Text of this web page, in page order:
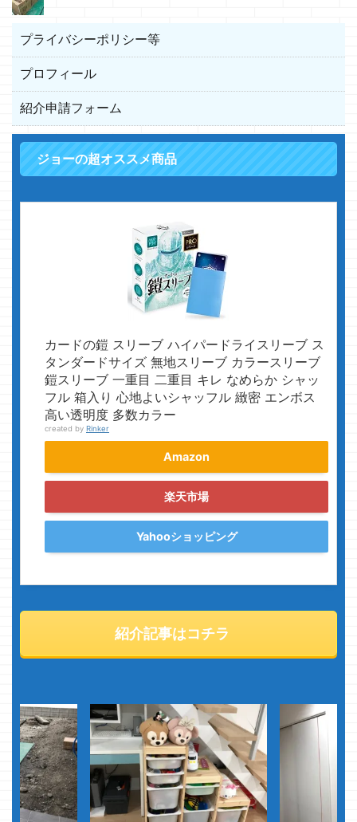
プライバシーポリシー等
プロフィール
紹介申請フォーム
ジョーの超オススメ商品
カードの鎧 スリーブ ハイパードライスリーブ ス
タンダードサイズ 無地スリーブ カラースリーブ
鎧スリーブ 一重目 二重目 キレ なめらか シャッ
フル 箱入り 心地よいシャッフル 緻密 エンボス
高い透明度 多数カラー
created by Rinker
Amazon
楽天市場
Yahooショッピング
紹介記事はコチラ